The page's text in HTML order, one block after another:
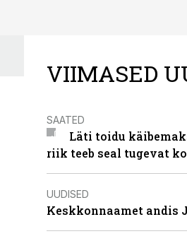
VIIMASED
SAATED
Läti toidu
riik teeb seal tugevat
UUDISED
Keskkonnaamet andis